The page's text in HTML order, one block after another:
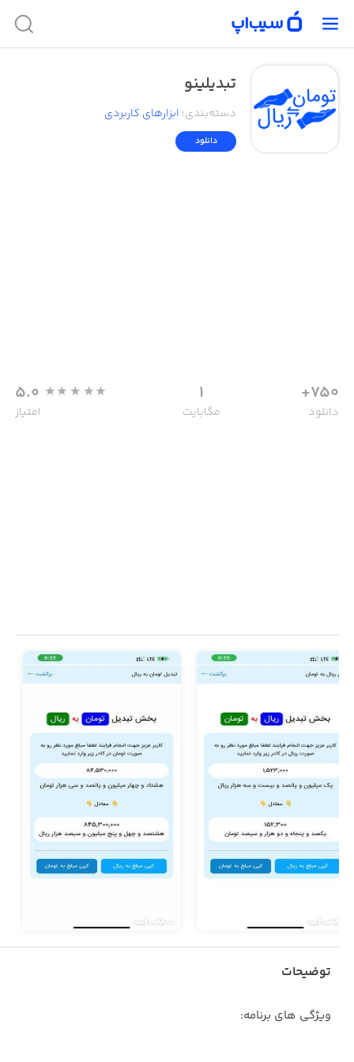
تبدیلینو
دسته‌بندی: ابزار‌های کاربردی
دانلود
750+
دانلود
1
مگابایت
5.0
امتیاز
توضیحات
ویژگی های برنامه: